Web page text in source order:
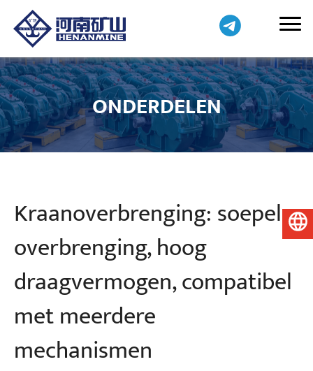
ONDERDELEN
Kraanoverbrenging: soepele
overbrenging, hoog
draagvermogen, compatibel
met meerdere
mechanismen
Nederlands